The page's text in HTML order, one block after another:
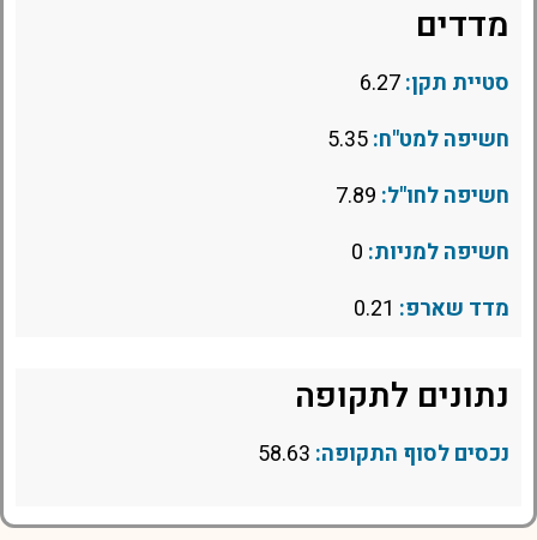
מדדים
סטיית תקן:
חשיפה למט"ח:
חשיפה לחו"ל:
חשיפה למניות:
מדד שארפ:
נתונים לתקופה
נכסים לסוף התקופה: